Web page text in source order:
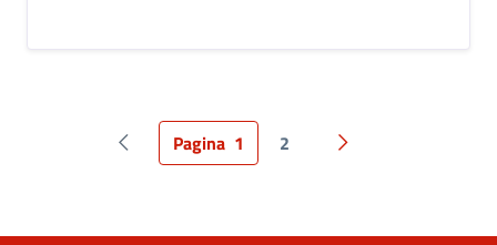
Pagina precedente
Pagina 1 2 Pagina successiva